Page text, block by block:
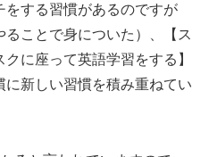
する習慣があるのですが
ることで身についた）、【ス
に座って英語学習をする】
に新しい習慣を積み重ねてい